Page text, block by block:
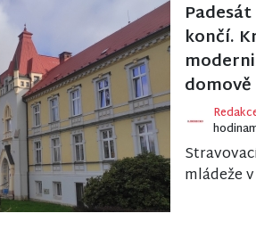
podpoří
končí.
mládeže